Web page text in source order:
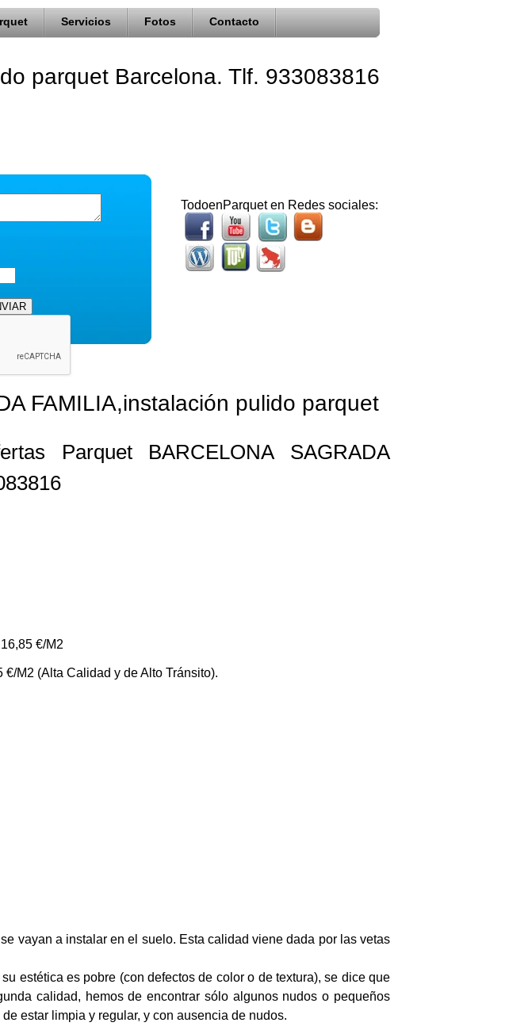
Servicios Fotos Contacto
parquet Barcelona. Tlf. 933083816
TodoenParquet en Redes sociales:
FAMILIA,instalación pulido parquet
Parquet BARCELONA SAGRADA
€/M2
M2 (Alta Calidad y de Alto Tránsito).
vayan a instalar en el suelo. Esta calidad viene dada por las vetas
estética es pobre (con defectos de color o de textura), se dice que
calidad, hemos de encontrar sólo algunos nudos o pequeños
estar limpia y regular, y con ausencia de nudos.